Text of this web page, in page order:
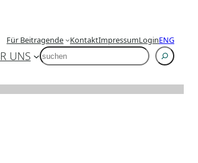
Für Beitragende KontaktImpressumLoginENG
UNS SUCHEN